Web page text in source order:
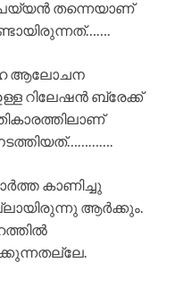
തന്നെയാണ്
ആലോചന
റിലേഷൻ ബ്രേക്ക്
കാണിച്ചു
ആർക്കും.